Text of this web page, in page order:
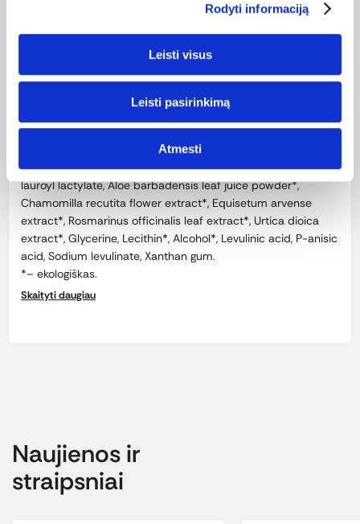
Rodyti informaciją
Leisti visus
Leisti pasirinkimą
Atmesti
Sudėtis: alavijų sultys*, švelniai plaunančios medžiagos iš
kokosų ir kukurūzų, kokosų aliejus*, ramunėlės*,
genetiškai nemodifikuotų saulėgrąžų lecitinas*, cukranendrių
alkoholis*, augalinės kilmės stabilizatoriai.
INCI: Aqua, Coco glucoside, Cocos nucifera oil*, Sodium
lauroyl lactylate, Aloe barbadensis leaf juice powder*,
Chamomilla recutita flower extract*, Equisetum arvense
extract*, Rosmarinus officinalis leaf extract*, Urtica dioica
extract*, Glycerine, Lecithin*, Alcohol*, Levulinic acid, P-anisic
acid, Sodium levulinate, Xanthan gum.
*– ekologiškas.
Skaityti daugiau
Naujienos ir
straipsniai